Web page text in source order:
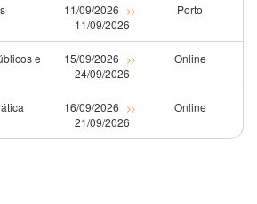
11/09/2026 >>
11/09/2026
Porto
e
15/09/2026 >>
24/09/2026
Online
16/09/2026 >>
21/09/2026
Online